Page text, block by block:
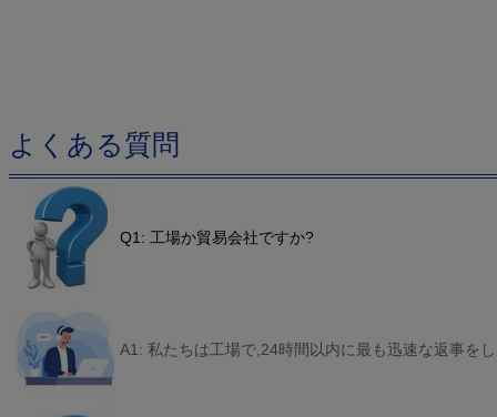
よくある質問
Q1: 工場か貿易会社ですか?
A1: 私たちは工場で,24時間以内に最も迅速な返事を